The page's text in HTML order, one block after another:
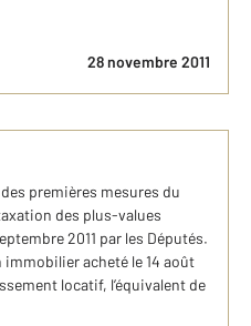
28 novembre 2011
premières mesures du
des plus-values
2011 par les Députés.
acheté le 14 août
locatif, l’équivalent de